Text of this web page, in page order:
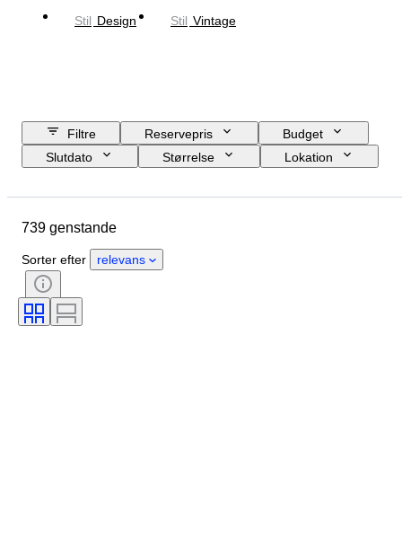
Stil Design Stil Vintage
Filtre Reservepris
Budget
Slutdato
Størrelse
Lokation
Tilstand
Signatur
Solgt af
Skaber
739 genstande
Sorter efter relevans